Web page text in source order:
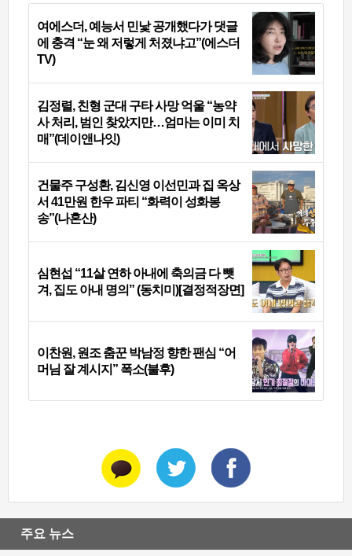
여에스더, 예능서 민낯 공개했다가 댓글
에 충격 “눈 왜 저렇게 처졌냐고”(에스더
TV)
김정렬, 친형 군대 구타 사망 억울 “농약
사 처리, 범인 찾았지만…엄마는 이미 치
매”(데이앤나잇)
건물주 구성환, 김신영 이선민과 집 옥상
서 41만원 한우 파티 “화력이 성화봉
송”(나혼산)
심현섭 “11살 연하 아내에 축의금 다 뺏
겨, 집도 아내 명의” (동치미)[결정적장면]
이찬원, 원조 춤꾼 박남정 향한 팬심 “어
머님 잘 계시지” 폭소(불후)
주요 뉴스